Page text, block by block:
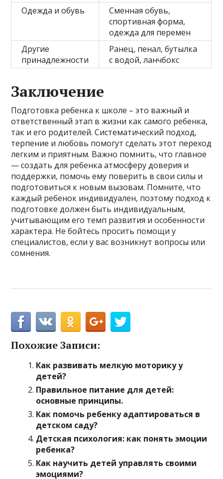
Одежда и обувь
Сменная обувь,
спортивная форма,
одежда для перемен
Другие
принадлежности
Ранец, пенал, бутылка
с водой, ланчбокс
Заключение
Подготовка ребенка к школе – это важный и
ответственный этап в жизни как самого ребенка,
так и его родителей. Систематический подход,
терпение и любовь помогут сделать этот переход
легким и приятным. Важно помнить, что главное
— создать для ребенка атмосферу доверия и
поддержки, помочь ему поверить в свои силы и
подготовиться к новым вызовам. Помните, что
каждый ребенок индивидуален, поэтому подход к
подготовке должен быть индивидуальным,
учитывающим его темп развития и особенности
характера. Не бойтесь просить помощи у
специалистов, если у вас возникнут вопросы или
сомнения.
Похожие Записи:
Как развивать мелкую моторику у
детей?
Правильное питание для детей:
основные принципы.
Как помочь ребенку адаптироваться в
детском саду?
Детская психология: как понять эмоции
ребенка?
Как научить детей управлять своими
эмоциями?